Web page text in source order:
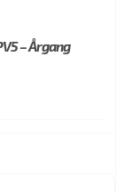
– Årgang